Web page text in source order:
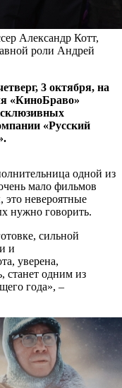
Александр Котт,
роли Андрей
3 октября, на
«КиноБраво»
«Русский
одной из
мало фильмов
невероятные
нужно говорить.
сильной
и
уверена,
станет одним из
года», –